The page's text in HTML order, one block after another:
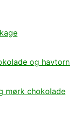
og havtorn
mørk chokolade